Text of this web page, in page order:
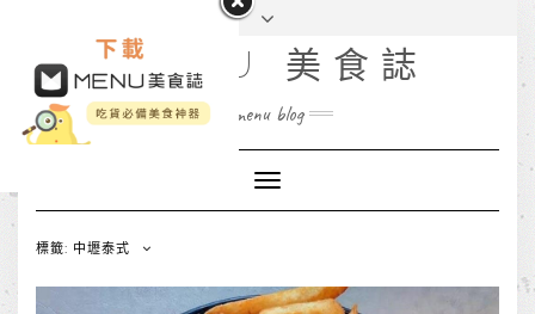
MENU 美食誌
menu blog
Toggle
Navigation
標籤: 中壢泰式